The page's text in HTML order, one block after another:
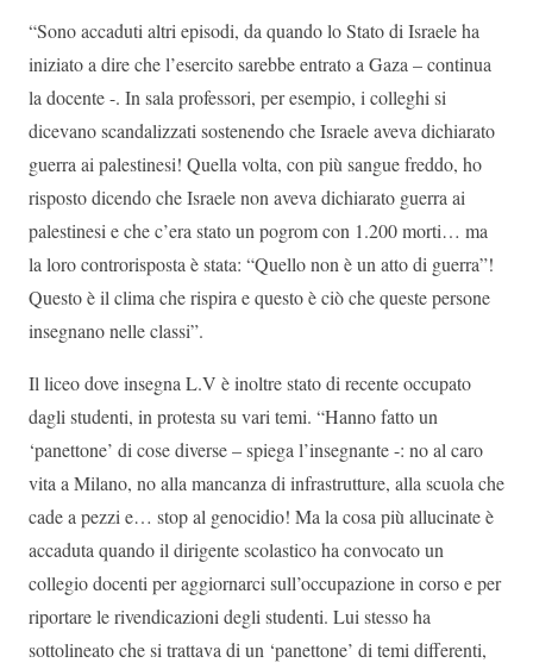
“Sono accaduti altri episodi, da quando lo Stato di Israele ha
iniziato a dire che l’esercito sarebbe entrato a Gaza – continua
la docente -. In sala professori, per esempio, i colleghi si
dicevano scandalizzati sostenendo che Israele aveva dichiarato
guerra ai palestinesi! Quella volta, con più sangue freddo, ho
risposto dicendo che Israele non aveva dichiarato guerra ai
palestinesi e che c’era stato un pogrom con 1.200 morti… ma
la loro controrisposta è stata: “Quello non è un atto di guerra”!
Questo è il clima che rispira e questo è ciò che queste persone
insegnano nelle classi”.
Il liceo dove insegna L.V è inoltre stato di recente occupato
dagli studenti, in protesta su vari temi. “Hanno fatto un
‘panettone’ di cose diverse – spiega l’insegnante -: no al caro
vita a Milano, no alla mancanza di infrastrutture, alla scuola che
cade a pezzi e… stop al genocidio! Ma la cosa più allucinate è
accaduta quando il dirigente scolastico ha convocato un
collegio docenti per aggiornarci sull’occupazione in corso e per
riportare le rivendicazioni degli studenti. Lui stesso ha
sottolineato che si trattava di un ‘panettone’ di temi differenti,